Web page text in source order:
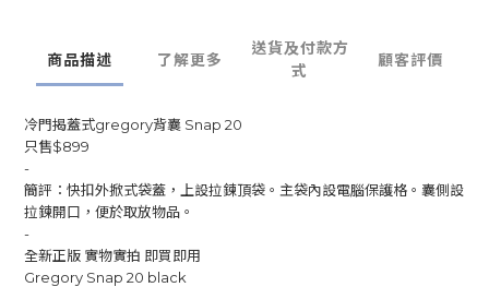
商品描述 了解更多
送貨及付款方
式
顧客評價
冷門揭蓋式gregory背囊 Snap 20
只售$899
-
簡評：快扣外掀式袋蓋，上設拉鍊頂袋。主袋內設電腦保護格。囊側設
拉鍊開口，便於取放物品。
-
全新正版 實物實拍 即買即用
Gregory Snap 20 black